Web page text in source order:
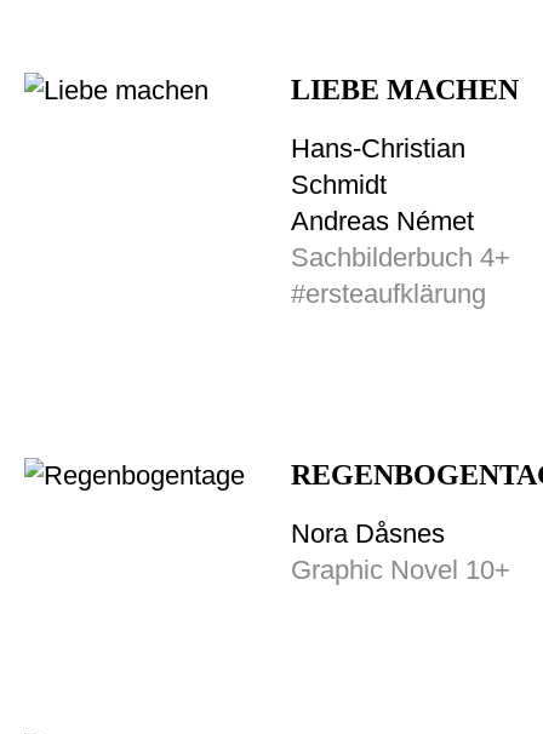
LIEBE MACHEN
Hans-Christian
Schmidt
Andreas Német
Sachbilderbuch 4+
#ersteaufklärung
Nora Dåsnes
Graphic Novel 10+